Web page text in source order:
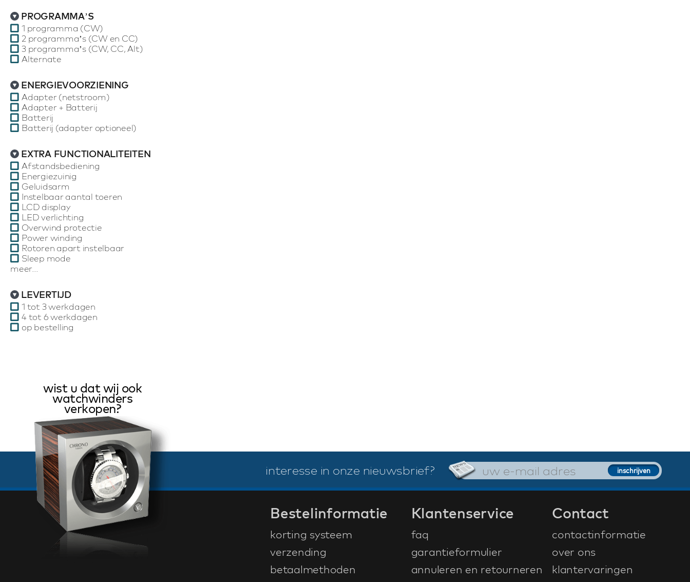
PROGRAMMA’S
1 programma (CW)
2 programma’s (CW en CC)
3 programma’s (CW, CC, Alt)
Alternate
ENERGIEVOORZIENING
Adapter (netstroom)
Adapter + Batterij
Batterij
Batterij (adapter optioneel)
EXTRA FUNCTIONALITEITEN
Afstandsbediening
Energiezuinig
Geluidsarm
Instelbaar aantal toeren
LCD display
LED verlichting
Overwind protectie
Power winding
Rotoren apart instelbaar
Sleep mode
meer...
LEVERTIJD
1 tot 3 werkdagen
4 tot 6 werkdagen
op bestelling
interesse in onze nieuwsbrief?
wist u dat wij ook
watchwinders
verkopen?
Bestelinformatie
korting systeem
verzending
betaalmethoden
Klantenservice
faq
garantieformulier
annuleren en retourneren
Contact
contactinformatie
over ons
klantervaringen